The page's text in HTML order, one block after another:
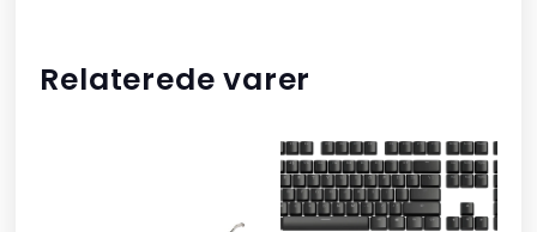
Relaterede varer